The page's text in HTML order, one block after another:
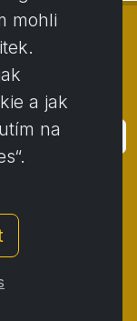
řád
od smlouvy
mohli
a jak
na